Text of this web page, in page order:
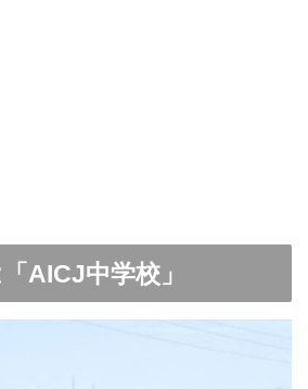
AICJ中学校」